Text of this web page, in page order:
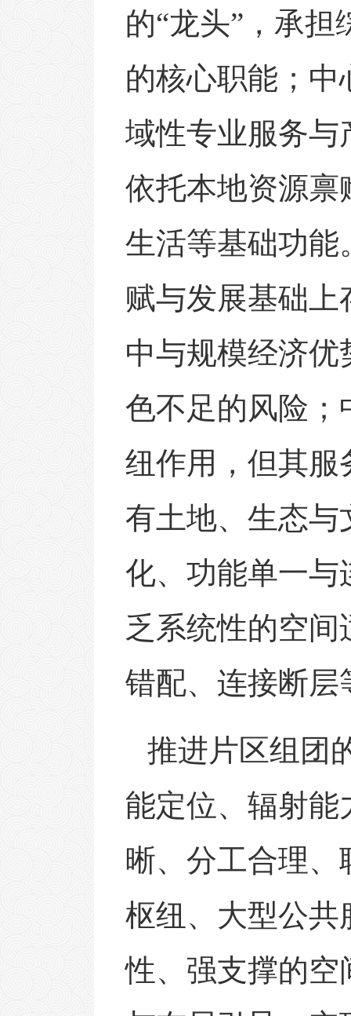
的“龙头”，承
的核心职能；
域性专业服务与
依托本地资源禀
生活等基础功能
赋与发展基础
中与规模经济
色不足的风险；
纽作用，但其服
有土地、生态与
化、功能单一与
乏系统性的空
错配、连接断层
推进片区组团
能定位、辐射
晰、分工合理
枢纽、大型公共
性、强支撑的空